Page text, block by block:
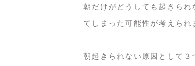
朝だけがどうしても起きら
てしまった可能性が考えられ
朝起きられない原因として３